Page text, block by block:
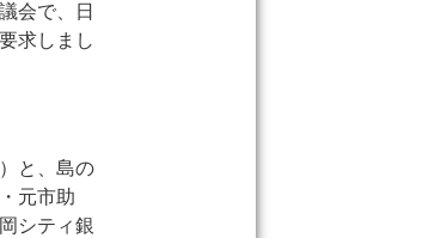
会で、日
求しまし
と、島の
元市助
シティ銀